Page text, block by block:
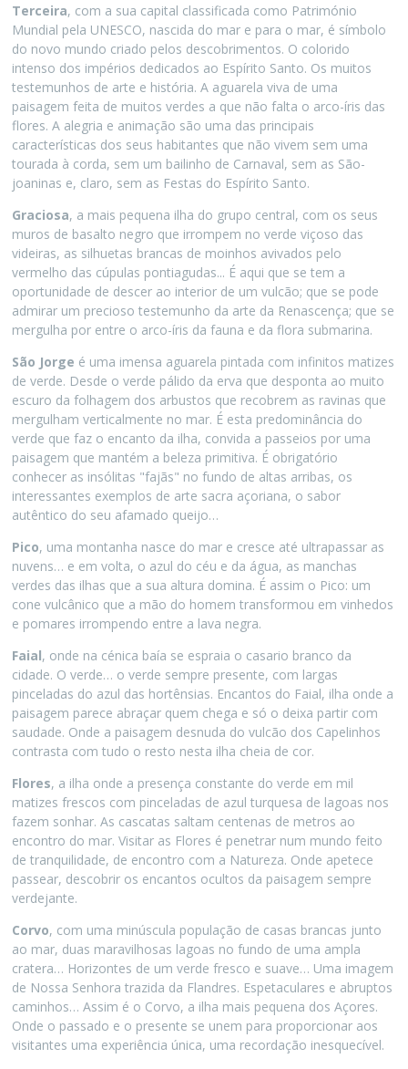
Terceira, com a sua capital classificada como Património
Mundial pela UNESCO, nascida do mar e para o mar, é símbolo
do novo mundo criado pelos descobrimentos. O colorido
intenso dos impérios dedicados ao Espírito Santo. Os muitos
testemunhos de arte e história. A aguarela viva de uma
paisagem feita de muitos verdes a que não falta o arco-íris das
flores. A alegria e animação são uma das principais
características dos seus habitantes que não vivem sem uma
tourada à corda, sem um bailinho de Carnaval, sem as São-
joaninas e, claro, sem as Festas do Espírito Santo.
Graciosa, a mais pequena ilha do grupo central, com os seus
muros de basalto negro que irrompem no verde viçoso das
videiras, as silhuetas brancas de moinhos avivados pelo
vermelho das cúpulas pontiagudas... É aqui que se tem a
oportunidade de descer ao interior de um vulcão; que se pode
admirar um precioso testemunho da arte da Renascença; que se
mergulha por entre o arco-íris da fauna e da flora submarina.
São Jorge é uma imensa aguarela pintada com infinitos matizes
de verde. Desde o verde pálido da erva que desponta ao muito
escuro da folhagem dos arbustos que recobrem as ravinas que
mergulham verticalmente no mar. É esta predominância do
verde que faz o encanto da ilha, convida a passeios por uma
paisagem que mantém a beleza primitiva. É obrigatório
conhecer as insólitas "fajãs" no fundo de altas arribas, os
interessantes exemplos de arte sacra açoriana, o sabor
autêntico do seu afamado queijo…
Pico, uma montanha nasce do mar e cresce até ultrapassar as
nuvens… e em volta, o azul do céu e da água, as manchas
verdes das ilhas que a sua altura domina. É assim o Pico: um
cone vulcânico que a mão do homem transformou em vinhedos
e pomares irrompendo entre a lava negra.
Faial, onde na cénica baía se espraia o casario branco da
cidade. O verde… o verde sempre presente, com largas
pinceladas do azul das hortênsias. Encantos do Faial, ilha onde a
paisagem parece abraçar quem chega e só o deixa partir com
saudade. Onde a paisagem desnuda do vulcão dos Capelinhos
contrasta com tudo o resto nesta ilha cheia de cor.
Flores, a ilha onde a presença constante do verde em mil
matizes frescos com pinceladas de azul turquesa de lagoas nos
fazem sonhar. As cascatas saltam centenas de metros ao
encontro do mar. Visitar as Flores é penetrar num mundo feito
de tranquilidade, de encontro com a Natureza. Onde apetece
passear, descobrir os encantos ocultos da paisagem sempre
verdejante.
Corvo, com uma minúscula população de casas brancas junto
ao mar, duas maravilhosas lagoas no fundo de uma ampla
cratera… Horizontes de um verde fresco e suave… Uma imagem
de Nossa Senhora trazida da Flandres. Espetaculares e abruptos
caminhos… Assim é o Corvo, a ilha mais pequena dos Açores.
Onde o passado e o presente se unem para proporcionar aos
visitantes uma experiência única, uma recordação inesquecível.